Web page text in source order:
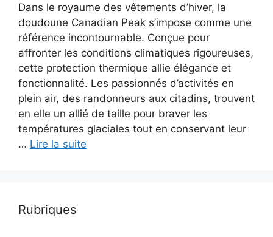
Dans le royaume des vêtements d’hiver, la
doudoune Canadian Peak s’impose comme une
référence incontournable. Conçue pour
affronter les conditions climatiques rigoureuses,
cette protection thermique allie élégance et
fonctionnalité. Les passionnés d’activités en
plein air, des randonneurs aux citadins, trouvent
en elle un allié de taille pour braver les
températures glaciales tout en conservant leur
… Lire la suite
Rubriques